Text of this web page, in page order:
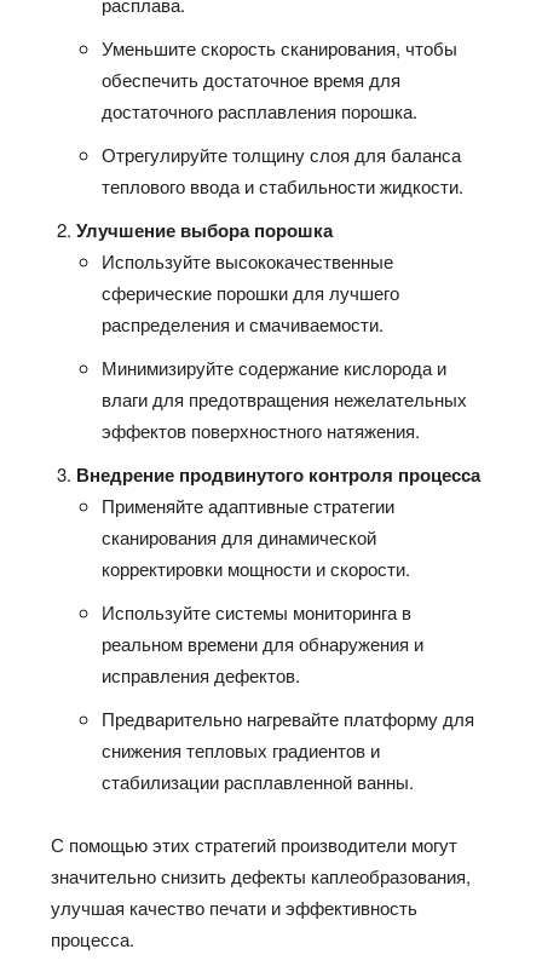
Уменьшите скорость сканирования, чтобы
обеспечить достаточное время для
достаточного расплавления порошка.
Отрегулируйте толщину слоя для баланса
теплового ввода и стабильности жидкости.
Улучшение выбора порошка
Используйте высококачественные
сферические порошки для лучшего
распределения и смачиваемости.
Минимизируйте содержание кислорода и
влаги для предотвращения нежелательных
эффектов поверхностного натяжения.
Внедрение продвинутого контроля процесса
Применяйте адаптивные стратегии
сканирования для динамической
корректировки мощности и скорости.
Используйте системы мониторинга в
реальном времени для обнаружения и
исправления дефектов.
Предварительно нагревайте платформу для
снижения тепловых градиентов и
стабилизации расплавленной ванны.
С помощью этих стратегий производители могут
значительно снизить дефекты каплеобразования,
улучшая качество печати и эффективность
процесса.